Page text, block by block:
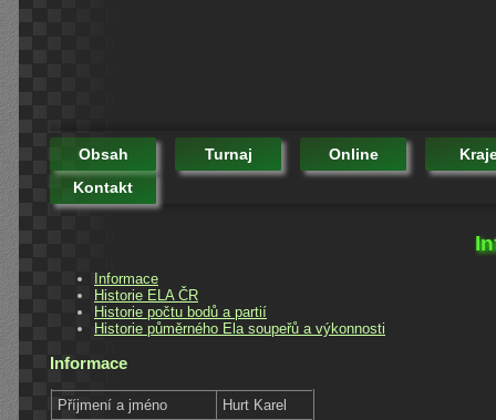
Obsah Turnaj Online
Kontakt
Informace
Historie ELA ČR
Historie počtu bodů a partií
Historie půměrného Ela soupeřů a výkonnosti
Informace
Příjmení a jméno
Hurt Karel